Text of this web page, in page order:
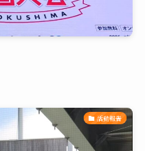
活動報告